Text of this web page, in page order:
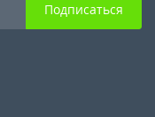
Подписаться